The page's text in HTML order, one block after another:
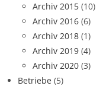
Archiv 2015 (10)
Archiv 2016 (6)
Archiv 2018 (1)
Archiv 2019 (4)
Archiv 2020 (3)
Betriebe (5)